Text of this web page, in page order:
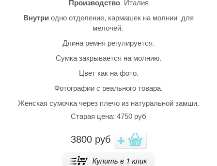
ПроизводствоИталия
Внутри одно отделение, кармашек на молнии для
мелочей.
Длина ремня регулируется.
Сумка закрывается на молнию.
Цвет как на фото.
Фотографии с реального товара.
Женская сумочка через плечо из натуральной замши.
Старая цена: 4750 руб
3800руб